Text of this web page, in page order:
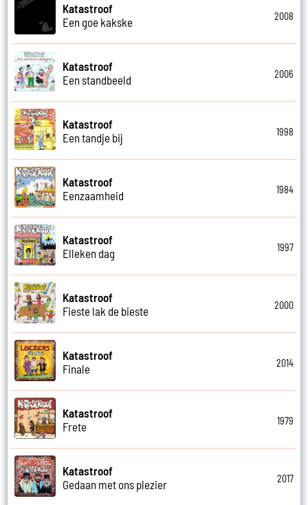
Katastroof
Een goe kakske
2008
Katastroof
Een standbeeld
2006
Katastroof
Een tandje bij
1998
Katastroof
Eenzaamheid
1984
Katastroof
Elleken dag
1997
Katastroof
Fieste lak de bieste
2000
Katastroof
Finale
2014
Katastroof
Frete
1979
Katastroof
Gedaan met ons plezier
2017